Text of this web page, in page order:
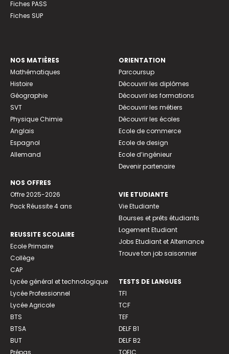
Fiches PASS
Fiches SUP
NOS MATIÈRES
Mathématiques
Histoire
Géographie
SVT
Physique Chimie
Anglais
Espagnol
Allemand
NOS OFFRES
Offre 2025-2026
Pack Réussite 4 ans
REUSSITE SCOLAIRE
Ecole Primaire
Collège
CAP
Lycée général et technologique
Lycée Professionnel
Lycée Agricole
BTS
BTSA
BUT
Prépas
ORIENTATION
Parcoursup
Découvrir les diplômes
Découvrir les formations
Découvrir les métiers
Découvrir les écoles
Ecole de commerce
Ecole de design
Ecole d’ingénieur
Devenir partenaire
VIE ETUDIANTE
Vie Etudiante
Bourses et prêts étudiants
Logement Etudiant
Jobs Etudiant et Alternance
Trouve ton job saisonnier
TESTS DE LANGUES
TFI
TCF
TEF
DELF B1
DELF B2
TOEIC